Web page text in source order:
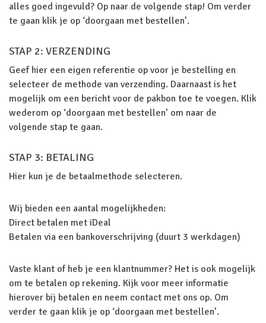
alles goed ingevuld? Op naar de volgende stap! Om verder
te gaan klik je op ‘doorgaan met bestellen’.
STAP 2: VERZENDING
Geef hier een eigen referentie op voor je bestelling en
selecteer de methode van verzending. Daarnaast is het
mogelijk om een bericht voor de pakbon toe te voegen. Klik
wederom op ‘doorgaan met bestellen’ om naar de
volgende stap te gaan.
STAP 3: BETALING
Hier kun je de betaalmethode selecteren.
Wij bieden een aantal mogelijkheden:
Direct betalen met iDeal
Betalen via een bankoverschrijving (duurt 3 werkdagen)
Vaste klant of heb je een klantnummer? Het is ook mogelijk
om te betalen op rekening. Kijk voor meer informatie
hierover bij betalen en neem contact met ons op. Om
verder te gaan klik je op ‘doorgaan met bestellen’.